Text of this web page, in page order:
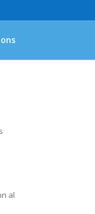
al